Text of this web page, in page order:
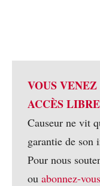
VOUS
ACCÈS
Causeur ne vit
garantie de son
Pour nous
ou abonnez-